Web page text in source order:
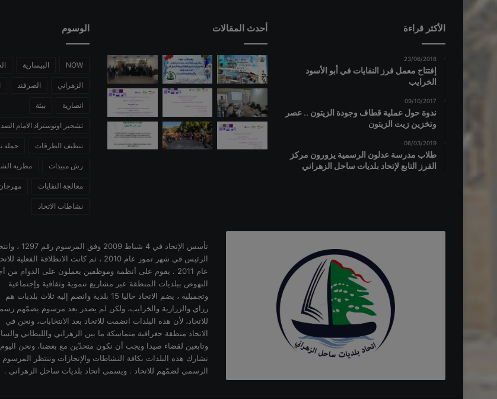
الأكثر قراءة
23/06/2018
إفتتاح معمل فرز النفايات في أبو الأسود
الخرايب
09/10/2017
ندوة حول عملية قطاف وجودة الزيتون .. عصر
وتخزين زيت الزيتون
06/03/2019
طلاب مدرسة عدلون الرسمية يزورون مركز
الفرز التابع لإتحاد بلديات ساحل الزهراني
أحدث المقالات الوسوم
NOW البيسارية
الزهراني الصرفند
انصارية بيئة
تشجير اوتوستراد الامام الصدر
تنظيف الطرقات حملة
رش مبيدات مطرية
معالجة النفايات مهرجان
نشاطات الاتحاد
تأسس الإتحاد في 4 شباط 2009 وفق
الرئيس في شهر تموز عام 2010 ، ثم كانت الانطلاقة الفعلية
عام 2011 . يقوم على أنظمة وموظفين يعملون على الدوام من
النهوض ببلديات المنطقة عبر مشاريع تنموية وثقافية وإجتماعية
وتجميلية ، يضم الاتحاد حاليا 15 بلدية وانضم إليه ثلاث بلديات هم
رزاي والزرارية والخرايب، ولكن لم يصدر بعد مرسوم بضمّهم
للاتحاد، لأن هذه البلدات انضمت للاتحاد بعد الانتخابات، ونحن في
الاتحاد منطقة جغرافية متماسكة ما بين الزهراني والليطاني
وتابعين لقضاء صيدا ويجب أن نكون متحدّين مع بعضنا، ونحن اليوم
نشارك هذه البلدات بكافة النشاطات والإنجازات وننتظر المرسوم
الرسمي لضمّهم للاتحاد . ويسمى اتحاد بلديات ساحل الزهراني .